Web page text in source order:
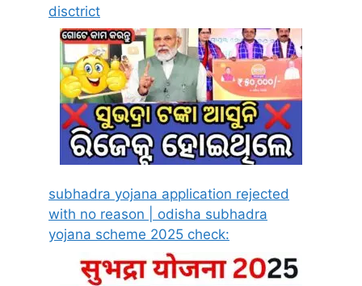
disctrict
subhadra yojana application rejected
with no reason | odisha subhadra
yojana scheme 2025 check: